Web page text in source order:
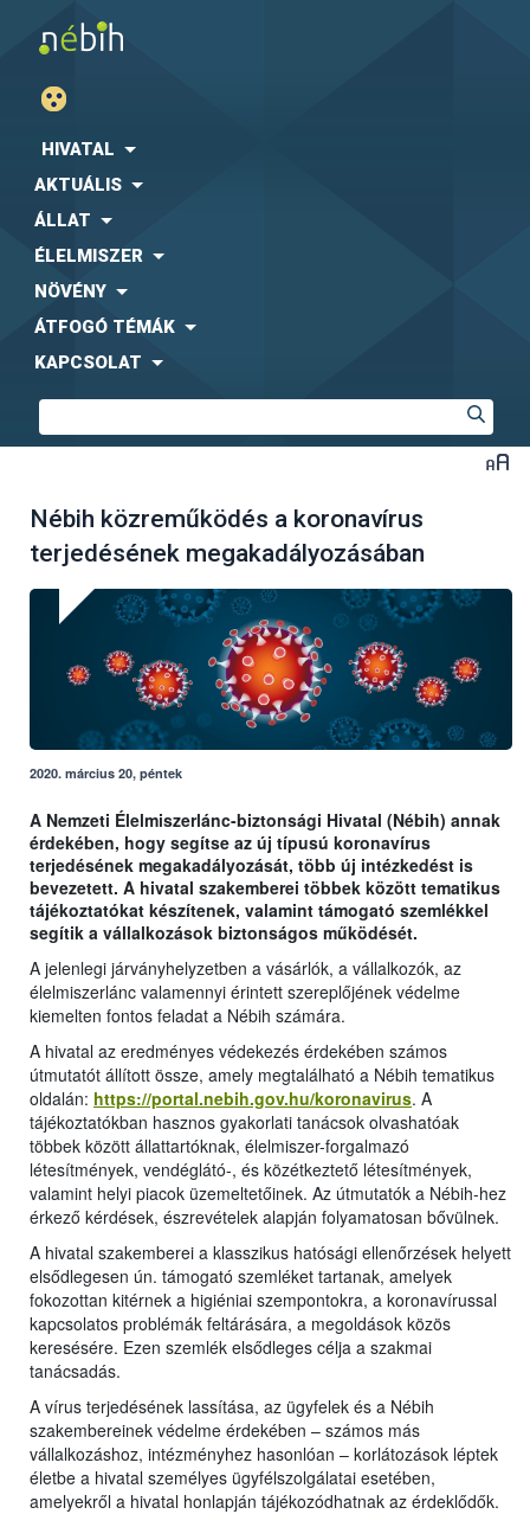
HIVATAL
AKTUÁLIS
ÁLLAT
ÉLELMISZER
NÖVÉNY
ÁTFOGÓ TÉMÁK
KAPCSOLAT
Nébih közreműködés a koronavírus
terjedésének megakadályozásában
2020. március 20, péntek
A Nemzeti Élelmiszerlánc-biztonsági Hivatal (Nébih) annak
érdekében, hogy segítse az új típusú koronavírus
terjedésének megakadályozását, több új intézkedést is
bevezetett. A hivatal szakemberei többek között tematikus
tájékoztatókat készítenek, valamint támogató szemlékkel
segítik a vállalkozások biztonságos működését.
A jelenlegi járványhelyzetben a vásárlók, a vállalkozók, az
élelmiszerlánc valamennyi érintett szereplőjének védelme
kiemelten fontos feladat a Nébih számára.
A hivatal az eredményes védekezés érdekében számos
útmutatót állított össze, amely megtalálható a Nébih tematikus
oldalán: https://portal.nebih.gov.hu/koronavirus. A
tájékoztatókban hasznos gyakorlati tanácsok olvashatóak
többek között állattartóknak, élelmiszer-forgalmazó
létesítmények, vendéglátó-, és közétkeztető létesítmények,
valamint helyi piacok üzemeltetőinek. Az útmutatók a Nébih-hez
érkező kérdések, észrevételek alapján folyamatosan bővülnek.
A hivatal szakemberei a klasszikus hatósági ellenőrzések helyett
elsődlegesen ún. támogató szemléket tartanak, amelyek
fokozottan kitérnek a higiéniai szempontokra, a koronavírussal
kapcsolatos problémák feltárására, a megoldások közös
keresésére. Ezen szemlék elsődleges célja a szakmai
tanácsadás.
A vírus terjedésének lassítása, az ügyfelek és a Nébih
szakembereinek védelme érdekében – számos más
vállalkozáshoz, intézményhez hasonlóan – korlátozások léptek
életbe a hivatal személyes ügyfélszolgálatai esetében,
amelyekről a hivatal honlapján tájékozódhatnak az érdeklődők.